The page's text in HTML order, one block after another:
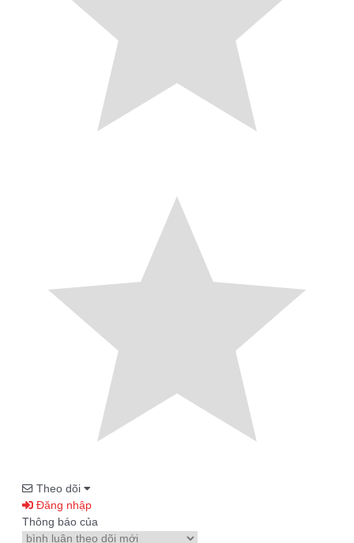
Theo dõi
Đăng nhập
Thông báo của